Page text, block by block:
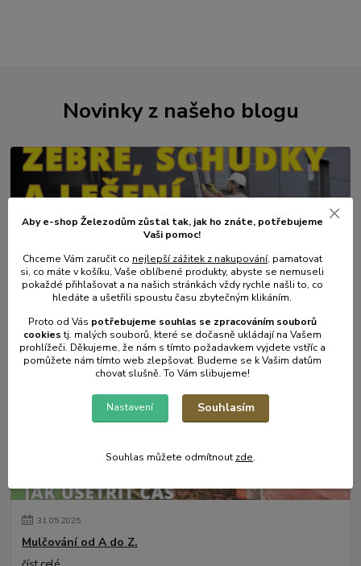
Novinky z našeho blogu
01.08.2026
lešení.
číst celé
31.05.2025
Mulčování od A do Z.
Aby e-shop Železodům zůstal tak, jak ho znáte, potřebujeme
Vaši pomoc!
Chceme Vám zaručit co nejlepší zážitek z nakupování, pamatovat
si, co máte v košíku, Vaše oblíbené produkty, abyste se nemuseli
pokaždé přihlašovat a na našich stránkách vždy rychle našli to, co
hledáte a ušetřili spoustu času zbytečným klikáním.
Proto od Vás potřebujeme souhlas se zpracováním souborů
cookiestj. malých souborů, které se dočasně ukládají na Vašem
prohlížeči. Děkujeme, že nám s tímto požadavkem vyjdete vstříc a
pomůžete nám tímto web zlepšovat. Budeme se k Vašim datům
chovat slušně. To Vám slibujeme!
Nastavení Souhlasím
Souhlas můžete odmítnout zde.